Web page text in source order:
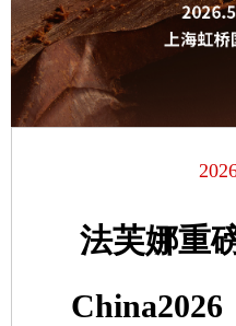
法芙娜重